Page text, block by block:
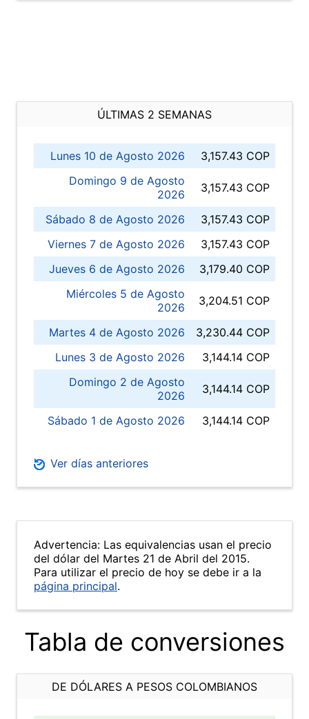
ÚLTIMAS 2 SEMANAS
Lunes 10 de Agosto 2026
3,157.43 COP
Domingo 9 de Agosto
2026
3,157.43 COP
Sábado 8 de Agosto 2026
3,157.43 COP
Viernes 7 de Agosto 2026
3,157.43 COP
Jueves 6 de Agosto 2026
3,179.40 COP
Miércoles 5 de Agosto
2026
3,204.51 COP
Martes 4 de Agosto 2026
3,230.44 COP
Lunes 3 de Agosto 2026
3,144.14 COP
Domingo 2 de Agosto
2026
3,144.14 COP
Sábado 1 de Agosto 2026 3,144.14 COP
Ver días anteriores
Advertencia: Las equivalencias usan el precio
del dólar del Martes 21 de Abril del 2015.
Para utilizar el precio de hoy se debe ir a la
página principal.
Tabla de conversiones
DE DÓLARES A PESOS COLOMBIANOS